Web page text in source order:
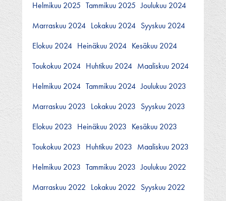
Helmikuu 2025 Tammikuu 2025 Joulukuu 2024
Marraskuu 2024 Lokakuu 2024 Syyskuu 2024
Elokuu 2024 Heinäkuu 2024 Kesäkuu 2024
Toukokuu 2024 Huhtikuu 2024 Maaliskuu 2024
Helmikuu 2024 Tammikuu 2024 Joulukuu 2023
Marraskuu 2023 Lokakuu 2023 Syyskuu 2023
Elokuu 2023 Heinäkuu 2023 Kesäkuu 2023
Toukokuu 2023 Huhtikuu 2023 Maaliskuu 2023
Helmikuu 2023 Tammikuu 2023 Joulukuu 2022
Marraskuu 2022 Lokakuu 2022 Syyskuu 2022